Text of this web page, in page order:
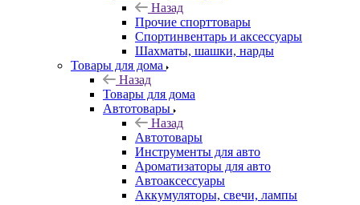
Назад
Прочие спорттовары
Спортинвентарь и аксессуары
Шахматы, шашки, нарды
Товары для дома
Назад
Товары для дома
Автотовары
Назад
Автотовары
Инструменты для авто
Ароматизаторы для авто
Автоаксессуары
Аккумуляторы, свечи, лампы